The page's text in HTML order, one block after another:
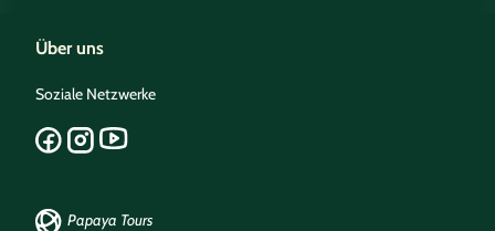
Über uns
Soziale Netzwerke
Papaya Tours